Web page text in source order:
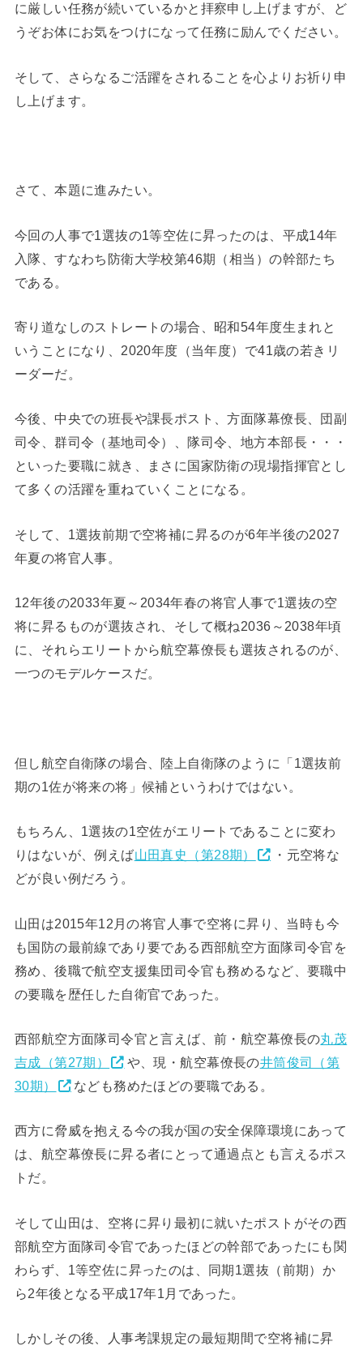
に厳しい任務が続いているかと拝察申し上げますが、ど
うぞお体にお気をつけになって任務に励んでください。
そして、さらなるご活躍をされることを心よりお祈り申
し上げます。
さて、本題に進みたい。
今回の人事で1選抜の1等空佐に昇ったのは、平成14年
入隊、すなわち防衛大学校第46期（相当）の幹部たち
である。
寄り道なしのストレートの場合、昭和54年度生まれと
いうことになり、2020年度（当年度）で41歳の若きリ
ーダーだ。
今後、中央での班長や課長ポスト、方面隊幕僚長、団副
司令、群司令（基地司令）、隊司令、地方本部長・・・
といった要職に就き、まさに国家防衛の現場指揮官とし
て多くの活躍を重ねていくことになる。
そして、1選抜前期で空将補に昇るのが6年半後の2027
年夏の将官人事。
12年後の2033年夏～2034年春の将官人事で1選抜の空
将に昇るものが選抜され、そして概ね2036～2038年頃
に、それらエリートから航空幕僚長も選抜されるのが、
一つのモデルケースだ。
但し航空自衛隊の場合、陸上自衛隊のように「1選抜前
期の1佐が将来の将」候補というわけではない。
もちろん、1選抜の1空佐がエリートであることに変わ
りはないが、例えば山田真史（第28期）
・元空将な
どが良い例だろう。
山田は2015年12月の将官人事で空将に昇り、当時も今
も国防の最前線であり要である西部航空方面隊司令官を
務め、後職で航空支援集団司令官も務めるなど、要職中
の要職を歴任した自衛官であった。
西部航空方面隊司令官と言えば、前・航空幕僚長の丸茂
吉成（第27期）
や、現・航空幕僚長の井筒俊司（第
30期）
なども務めたほどの要職である。
西方に脅威を抱える今の我が国の安全保障環境にあって
は、航空幕僚長に昇る者にとって通過点とも言えるポス
トだ。
そして山田は、空将に昇り最初に就いたポストがその西
部航空方面隊司令官であったほどの幹部であったにも関
わらず、1等空佐に昇ったのは、同期1選抜（前期）か
ら2年後となる平成17年1月であった。
しかしその後、人事考課規定の最短期間で空将補に昇